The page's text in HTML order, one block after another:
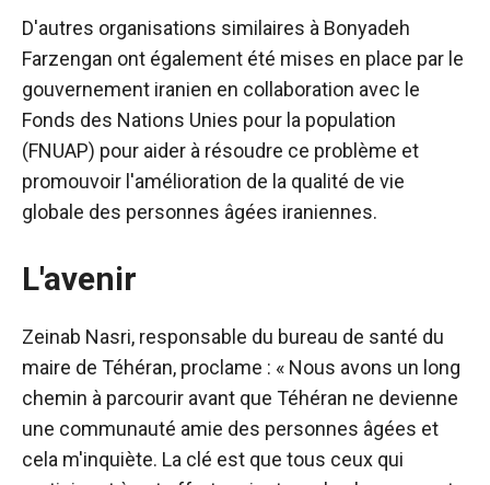
D'autres organisations similaires à Bonyadeh
Farzengan ont également été mises en place par le
gouvernement iranien en collaboration avec le
Fonds des Nations Unies pour la population
(FNUAP) pour aider à résoudre ce problème et
promouvoir l'amélioration de la qualité de vie
globale des personnes âgées iraniennes.
L'avenir
Zeinab Nasri, responsable du bureau de santé du
maire de Téhéran, proclame : « Nous avons un long
chemin à parcourir avant que Téhéran ne devienne
une communauté amie des personnes âgées et
cela m'inquiète. La clé est que tous ceux qui